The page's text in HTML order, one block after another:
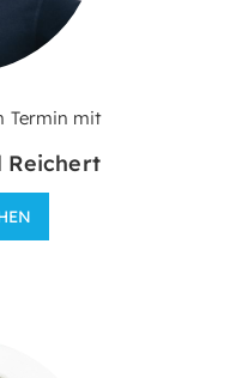
Termin mit
Reichert